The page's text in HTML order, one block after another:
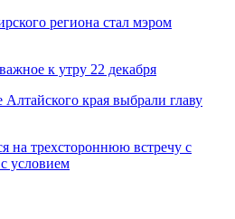
региона стал мэром
к утру 22 декабря
края выбрали главу
на трехстороннюю встречу с
условием